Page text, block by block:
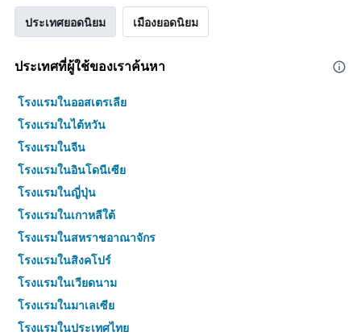
ประเทศยอดนิยม เมืองยอดนิยม
ประเทศที่ผู้ใช้ของเราค้นหา
โรงแรมในออสเตรเลีย
โรงแรมในไต้หวัน
โรงแรมในจีน
โรงแรมในอินโดนีเซีย
โรงแรมในญี่ปุ่น
โรงแรมในเกาหลีใต้
โรงแรมในสหราชอาณาจักร
โรงแรมในสิงคโปร์
โรงแรมในเวียดนาม
โรงแรมในมาเลเซีย
โรงแรมในประเทศไทย